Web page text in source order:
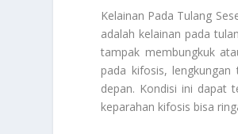
Kelainan Pada Tulang
adalah kelainan pada
tampak membungkuk
pada kifosis,
depan. Kondisi ini dapat
keparahan kifosis bisa